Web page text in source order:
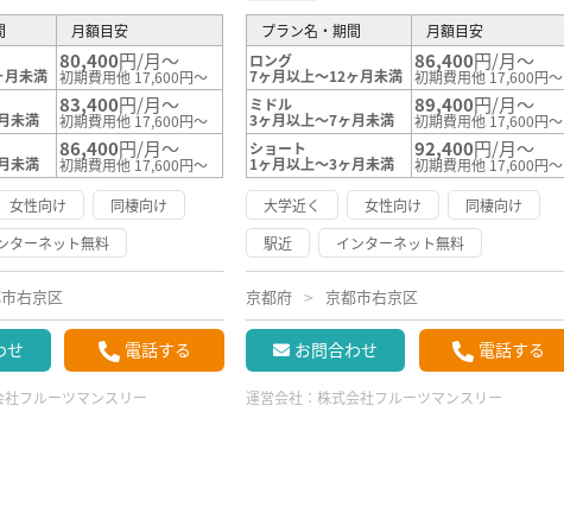
月額目安
月未満
80,400円/月～
初期費用他 17,600円～
未満
83,400円/月～
初期費用他 17,600円～
未満
86,400円/月～
初期費用他 17,600円～
女性向け
同棲向け
ターネット無料
右京区
せ 電話する
社フルーツマンスリー
プラン名・期間
月額目安
ロング
7ヶ月以上～12ヶ月未満
86,400円/月～
初期費用他 17,600円～
ミドル
3ヶ月以上～7ヶ月未満
89,400円/月～
初期費用他 17,600円～
ショート
1ヶ月以上～3ヶ月未満
92,400円/月～
初期費用他 17,600円～
大学近く
女性向け
同棲向け
駅近
インターネット無料
京都府 京都市右京区
お問合わせ 電話する
運営会社： 株式会社フルーツマンスリー